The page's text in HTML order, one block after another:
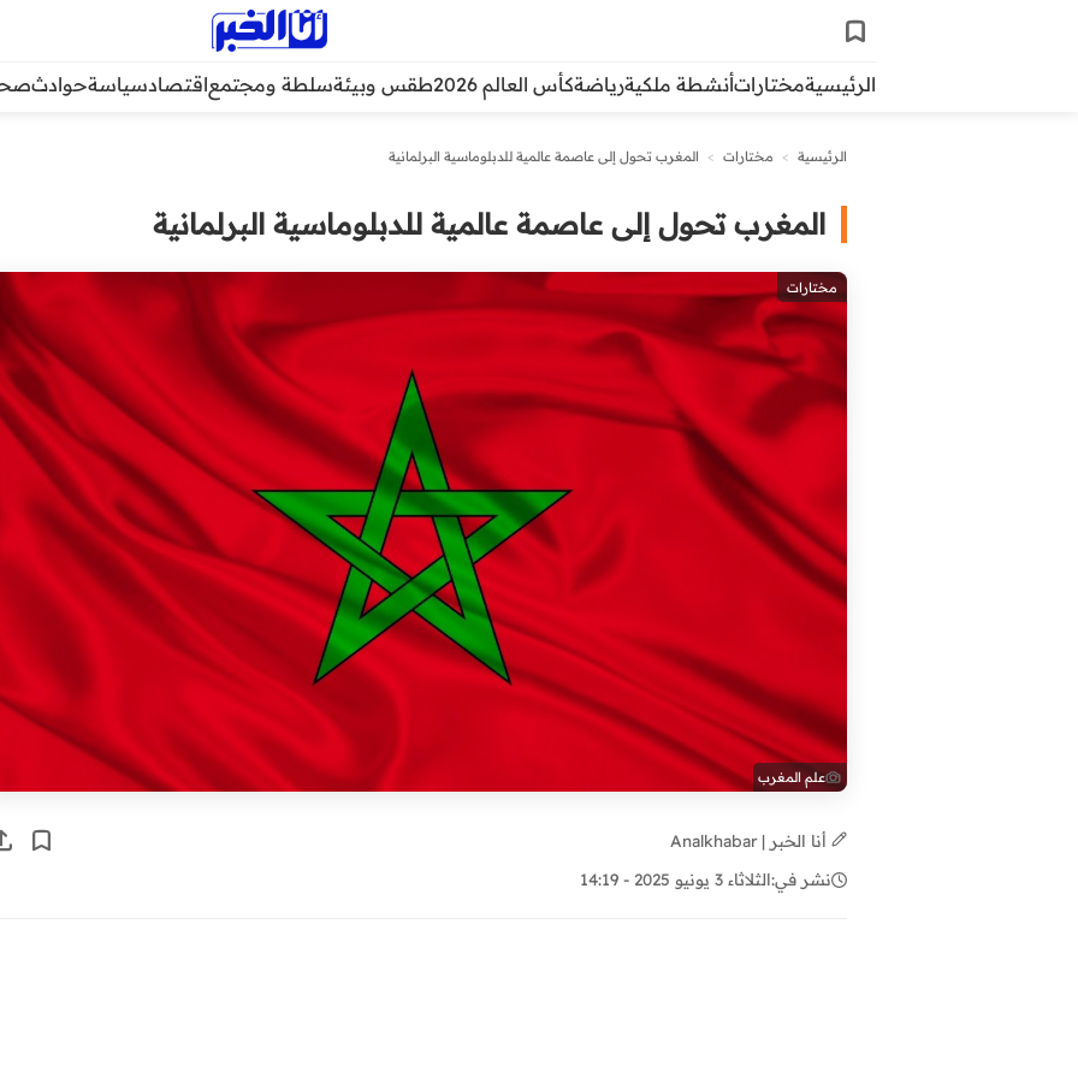
الرئيسيةمختاراتأنشطة ملكيةرياضةكأس العالم 2026 طقس وبيئةسلطة ومجتمعاقتصادسياسةحوادث
الرئيسية > مختارات > المغرب تحول إلى عاصمة عالمية للدبلوماسية البرلمانية
المغرب تحول إلى عاصمة عالمية للدبلوماسية البرلمانية
مختارات
علم المغرب
أنا الخبر | Analkhabar
نشر في:الثلاثاء 3 يونيو 2025 - 14:19